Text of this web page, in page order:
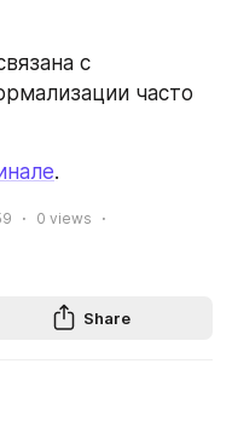
с
часто
.
0 views
Share